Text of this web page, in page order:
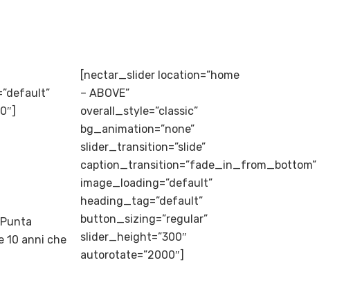
10 anni che
[nectar_slider location=”home
– ABOVE”
overall_style=”classic”
bg_animation=”none”
slider_transition=”slide”
caption_transition=”fade_in_from_bottom”
image_loading=”default”
heading_tag=”default”
button_sizing=”regular”
slider_height=”300″
autorotate=”2000″]